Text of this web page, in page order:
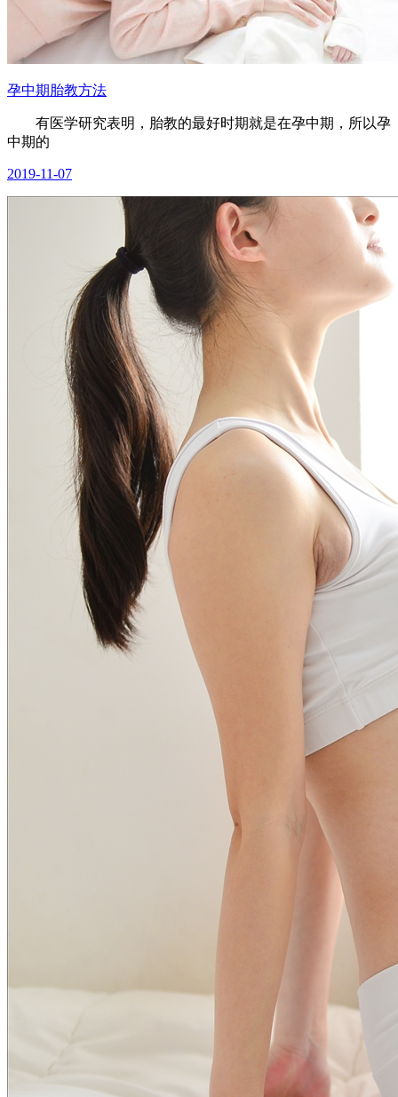
孕中期胎教方法
有医学研究表明，胎教的最好时期就是在孕中期，所以孕
中期的
2019-11-07